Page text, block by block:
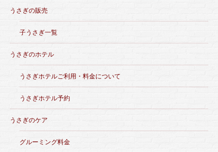
うさぎの販売
子うさぎ一覧
うさぎのホテル
うさぎホテルご利用・料金について
うさぎホテル予約
うさぎのケア
グルーミング料金